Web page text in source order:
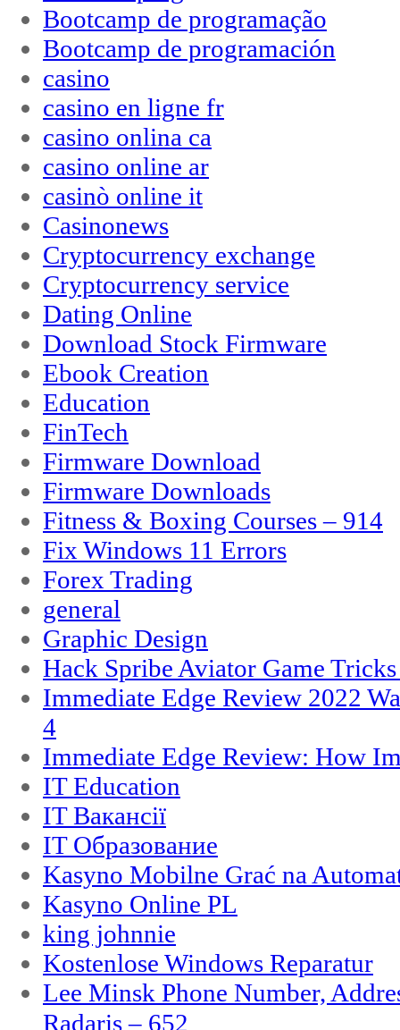
Bootcamp de programação
Bootcamp de programación
casino
casino en ligne fr
casino onlina ca
casino online ar
casinò online it
Casinonews
Cryptocurrency exchange
Cryptocurrency service
Dating Online
Download Stock Firmware
Ebook Creation
Education
FinTech
Firmware Download
Firmware Downloads
Fitness & Boxing Courses – 914
Fix Windows 11 Errors
Forex Trading
general
Graphic Design
Hack Spribe Aviator Game
Immediate Edge Review 2022
4
Immediate Edge Review: How
IT Education
IT Вакансії
IT Образование
Kasyno Mobilne Grać na
Kasyno Online PL
king johnnie
Kostenlose Windows Reparatur
Lee Minsk Phone Number,
Radaris – 652